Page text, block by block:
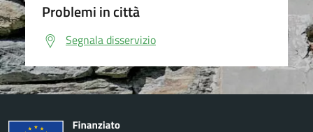
Problemi in città
Segnala disservizio